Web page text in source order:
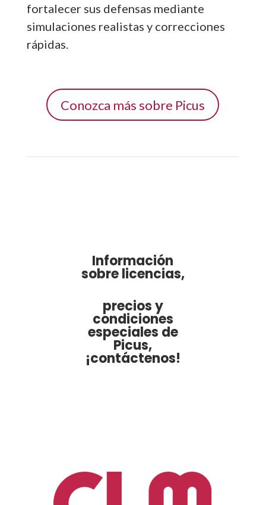
fortalecer sus defensas mediante
simulaciones realistas y correcciones
rápidas.
Conozca más sobre Picus
Información
sobre licencias,
precios y
condiciones
especiales de
Picus,
¡contáctenos!